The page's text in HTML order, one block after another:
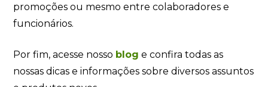
promoções ou mesmo entre colaboradores e
funcionários.
Por fim, acesse nosso blog e confira todas as
nossas dicas e informações sobre diversos assuntos